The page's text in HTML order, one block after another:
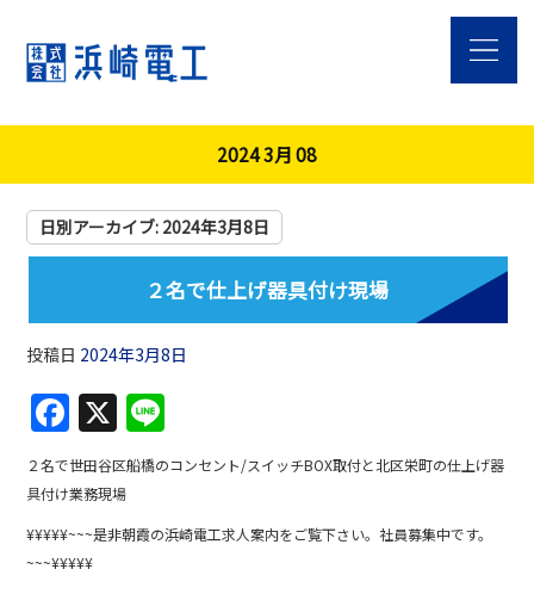
2024 3月 08
日別アーカイブ: 2024年3月8日
２名で仕上げ器具付け現場
投稿日 2024年3月8日
F
a
c
e
b
X
n
e
２名で世田谷区船橋のコンセント/スイッチBOX取付と北区栄町の仕上げ器
具付け業務現場
¥¥¥¥¥~~~是非朝霞の浜崎電工求人案内をご覧下さい。社員募集中です。
~~~¥¥¥¥¥